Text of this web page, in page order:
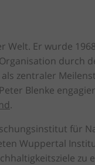
Welt. Er wurde
durch
zentraler
Blenke
.
für
Wuppertal